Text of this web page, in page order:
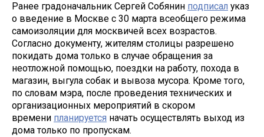
Ранее градоначальник Сергей Собянин подписал указ
о введение в Москве с 30 марта всеобщего режима
самоизоляции для москвичей всех возрастов.
Согласно документу, жителям столицы разрешено
покидать дома только в случае обращения за
неотложной помощью, поездки на работу, похода в
магазин, выгула собак и вывоза мусора. Кроме того,
по словам мэра, после проведения технических и
организационных мероприятий в скором
времени планируется начать осуществлять выход из
дома только по пропускам.